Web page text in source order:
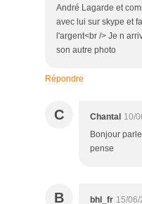
André Lagarde et
avec lui sur skype et
l'argent<br /> Je n
son autre photo
Répondre
C Chantal 10/
Bonjour
pense
B bhl_fr 15/